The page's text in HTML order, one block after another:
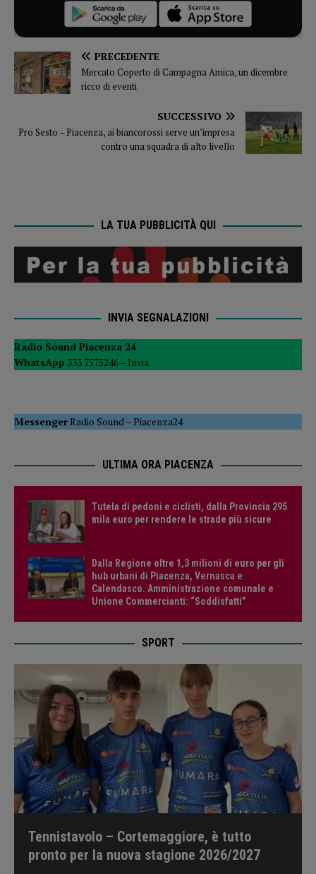
PRECEDENTE
Mercato Coperto di Campagna Amica, un dicembre
ricco di eventi
SUCCESSIVO
Pro Sesto – Piacenza, ai biancorossi serve un’impresa
contro una squadra di alto livello
LA TUA PUBBLICITÀ QUI
INVIA SEGNALAZIONI
Radio Sound Piacenza 24
WhatsApp 333 7575246 – Invia
MessengerRadio Sound –Piacenza24
ULTIMA ORA PIACENZA
Tutela di pedoni e ciclisti, dalla Provincia 295
mila euro per rendere le strade più sicure
Dalla Regione oltre 1,3 milioni di euro per gli
hub urbani di Piacenza, Vernasca e
Calendasco. Amministrazione comunale e
Unione Commercianti: “Soddisfatti”
SPORT
Tennistavolo – Cortemaggiore, è tutto
pronto per la nuova stagione 2026/2027